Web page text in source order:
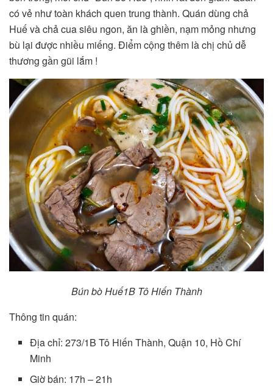
có vẻ như toàn khách quen trung thành. Quán dùng chả
Huế và chả cua siêu ngon, ăn là ghiền, nạm mỏng nhưng
bù lại được nhiều miếng. Điểm cộng thêm là chị chủ dễ
thương gần gũi lắm !
Bún bò Huế1B Tô Hiến Thành
Thông tin quán:
Địa chỉ: 273/1B Tô Hiến Thành, Quận 10, Hồ Chí
Minh
Giờ bán: 17h – 21h